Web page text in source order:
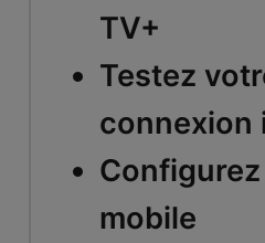
TV+
Testez
connexion
mobile